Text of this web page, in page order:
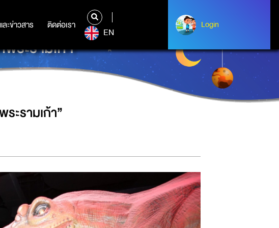
ละข่าวสาร ติดต่อเรา
ะข่าวสาร ติดต่อเรา
EN
Login
Login
ะรามเก้า”
รามเก้า”